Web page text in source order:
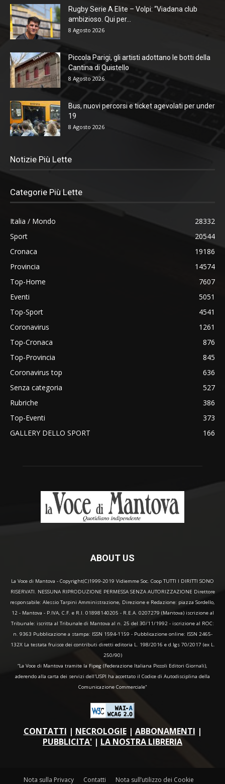
Rugby Serie A Elite – Volpi: “Viadana club
ambizioso. Qui per...
8 Agosto 2026
Piccola Parigi, gli artisti adottano le botti della
Cantina di Quistello
8 Agosto 2026
Bus, nuovi percorsi e ticket agevolati per under
19
8 Agosto 2026
Notizie Più Lette
Categorie Più Lette
Italia / Mondo
28332
Sport
20544
Cronaca
19186
Provincia
14574
Top-Home
7607
Eventi
5051
Top-Sport
4541
Coronavirus
1261
Top-Cronaca
876
Top-Provincia
845
Coronavirus top
636
Senza categoria
527
Rubriche
386
Top-Eventi
373
GALLERY DELLO SPORT
166
ABOUT US
La Voce di Mantova - Copyright(C)1999-2019 Vidiemme Soc. Coop TUTTI I DIRITTI SONO
RISERVATI. NESSUNA RIPRODUZIONE PERMESSA SENZA AUTORIZZAZIONE Direttore
responsabile: Alessio Tarpini Amministrazione, Direzione e Redazione: piazza Sordello,
12 - Mantova - P.IVA, C.F. e R.I. 01898140205 - R.E.A. 0207279 (Mantova) iscrizione al
Tribunale: iscritta al Tribunale di Mantova al n. 25 del 30/11/1992 - iscrizione al ROC:
n. 9363 Pubblicazione a stampa: ISSN 1594-1159 - Pubblicazione online: ISSN 2465-
132X La testata fruisce dei contributi diretti editoria L. 198/2016 e d.lgs 70/2017 (ex L.
250/90)
“La Voce di Mantova tramite la Fipeg (Federazione Italiana Piccoli Editori Giornali),
aderendo alla carta dei servizi dell'USPI ha accettato il Codice di Autodisciplina della
Comunicazione Commerciale"
CONTATTI | NECROLOGIE| ABBONAMENTI |
PUBBLICITA' | LA NOSTRA LIBRERIA
Nota sulla Privacy Contatti Nota sull’utilizzo dei Cookie